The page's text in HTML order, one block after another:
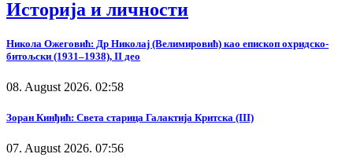
Историја и личности
Никола Ожеговић: Др Николај (Велимировић) као епископ охридско-
битољски (1931–1938), II део
08. August 2026. 02:58
Зоран Кинђић: Света старица Галактија Критска (III)
07. August 2026. 07:56